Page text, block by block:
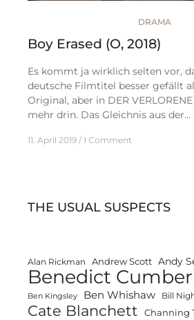
DRAMA
Boy Erased (O, 2018)
Es kommt ja wirklich selten vor,
deutsche Filmtitel besser gefällt
Original, aber in DER
mehr drin. Das Gleichnis aus der…
11. April 2019 1 Comment
THE USUAL SUSPECTS
Alan Rickman Andrew Scott Andy
Benedict
Ben Kingsley Ben Whishaw Bill
Cate Blanchett Channing